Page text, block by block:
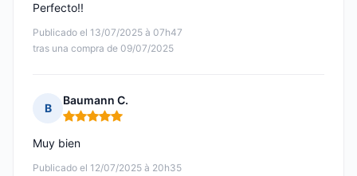
Publicado el 13/07/2025 à 07h47
tras una compra de 09/07/2025
Perfecto!!
B
Baumann C.
Nota: 5 de 5
Publicado el 12/07/2025 à 20h35
Muy bien